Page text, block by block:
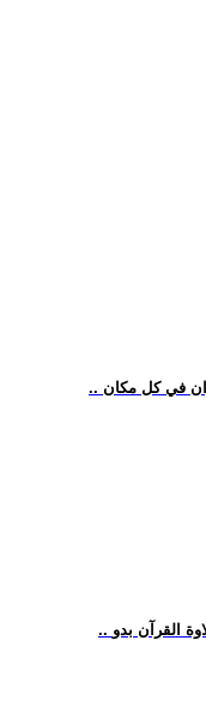
في كل مكان
القرآن بدو